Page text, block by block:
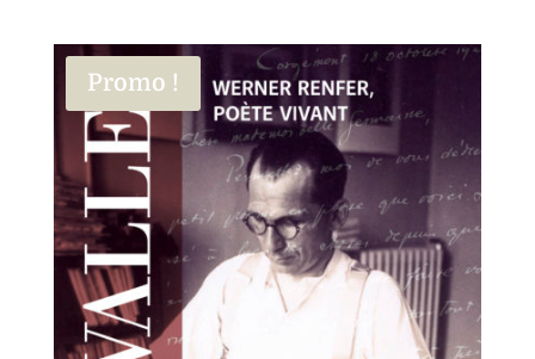
Promo !